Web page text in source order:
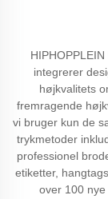
integrerer
højkvalitets
fremragende
vi bruger kun de
trykmetoder
professionel
etiketter,
over 100